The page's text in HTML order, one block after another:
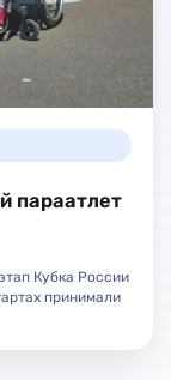
параатлет
Кубка России
принимали